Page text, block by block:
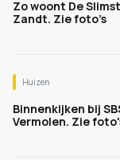
Zo woont De
Zandt. Zie foto’s
Huizen
Binnenkijken bij
Vermolen. Zie